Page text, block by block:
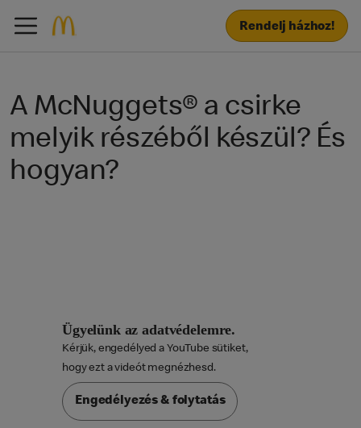
Rendelj házhoz!
A McNuggets® a csirke
melyik részéből készül? És
hogyan?
Ügyelünk az adatvédelemre.
Kérjük, engedélyed a YouTube sütiket,
hogy ezt a videót megnézhesd.
Engedélyezés & folytatás
